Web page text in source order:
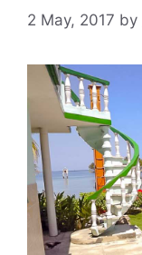
2 May, 2017 by